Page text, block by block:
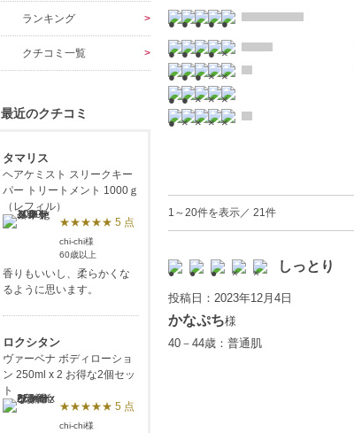
1～20件を表示／ 21件
しっとり
投稿日：2023年12月4日
かなぷち様
40－44歳：普通肌
ランキング
クチコミ一覧
最近のクチコミ
タマリス
ヘアケミスト スリークキー
パー トリートメント 1000ｇ
（レフィル）
★★★★★ 5 点
chi-chi様
60歳以上
香りもいいし、柔らかくな
るように思います。
ロクシタン
ヴァーベナ ボディローショ
ン 250ml x 2 お得な2個セッ
ト
★★★★★ 5 点
chi-chi様